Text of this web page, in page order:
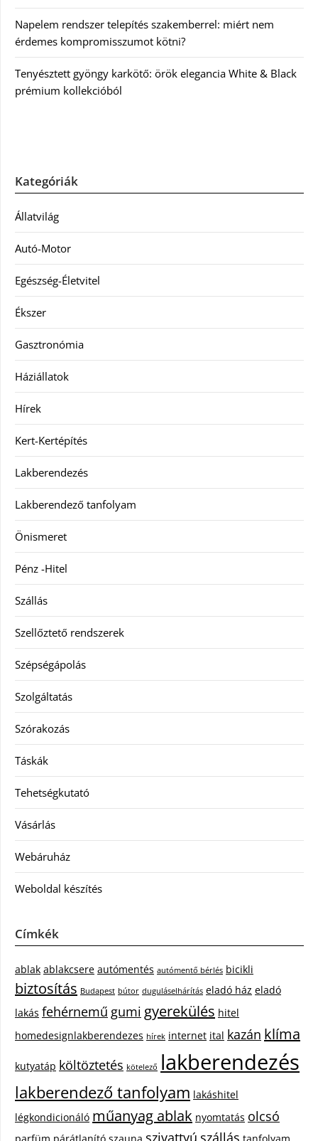
Napelem rendszer telepítés szakemberrel: miért nem
érdemes kompromisszumot kötni?
Tenyésztett gyöngy karkötő: örök elegancia White & Black
prémium kollekcióból
Kategóriák
Állatvilág
Autó-Motor
Egészség-Életvitel
Ékszer
Gasztronómia
Háziállatok
Hírek
Kert-Kertépítés
Lakberendezés
Lakberendező tanfolyam
Önismeret
Pénz -Hitel
Szállás
Szellőztető rendszerek
Szépségápolás
Szolgáltatás
Szórakozás
Táskák
Tehetségkutató
Vásárlás
Webáruház
Weboldal készítés
Címkék
ablak ablakcsere autómentés autómentő bérlés bicikli
biztosítás Budapest bútor duguláselhárítás eladó ház eladó
lakás fehérnemű gumi gyerekülés hitel
homedesignlakberendezes hírek internet ital kazán klíma
kutyatáp költöztetés kötelező lakberendezés
lakberendező tanfolyam lakáshitel
légkondicionáló műanyag ablak nyomtatás olcsó
szivattyú szállás